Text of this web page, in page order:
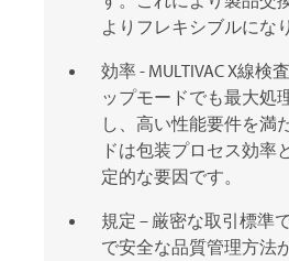
よりフレキシブルにな
効率 - MULTIVACX線検
ップモードでも最大処
し、高い性能要件を満
ドは包装プロセス効率
定的な要因です。
規定 – 厳密な取引標準
で安全な品質管理方法